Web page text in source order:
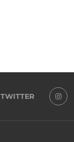
TWITTER